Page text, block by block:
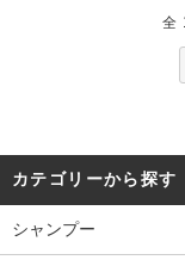
全
カテゴリーから探す
シャンプー